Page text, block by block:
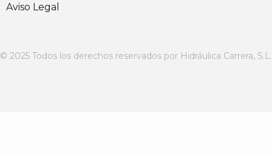
Aviso Legal
© 2025 Todos los derechos reservados por Hidráulica Carrera, S.L.